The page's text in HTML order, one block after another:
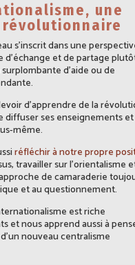
une
s’inscrit dans une
d’échange et de partage
d’aide ou de
d’apprendre de la
diffuser ses enseignements
même.
réfléchir à notre propre
travailler sur l’orientalisme
de camaraderie
et au questionnement.
est riche
et nous apprend aussi à
nouveau centralisme